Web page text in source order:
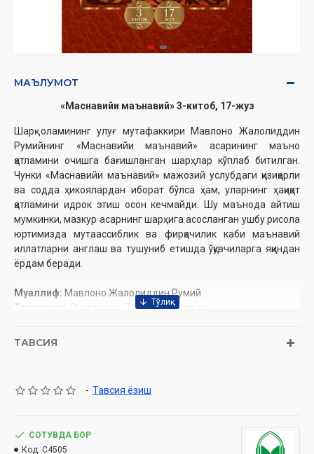
МАЪЛУМОТ
«Маснавийи маънавий» 3-китоб, 17-жуз
Шарқ оламининг улуғ мутафаккири Мавлоно Жалолиддин
Румийнинг «Маснавийи маънавий» асарининг маъно
қатламини очишга бағишланган шарҳлар кўплаб битилган.
Чунки «Маснавийи маънавий» мажозий услубдаги қизиқарли
ва содда ҳикоялардан иборат бўлса ҳам, уларнинг ҳақиқат
қатламини идрок этиш осон кечмайди. Шу маънода айтиш
мумкинки, мазкур асарнинг шарҳига асосланган ушбу рисола
юртимизда мутаассиблик ва фирқачилик каби маънавий
иллатларни англаш ва тушуниб етишда ўқувчиларга яқиндан
ёрдам беради.
Муаллиф: Мавлоно Жалолиддин Румий
Таржимон: Рустамжон Раҳматуллоҳзода
Замоний
ISBN: 978-9943-9131-1-0
ТАВСИЯ
- Тавсия ёзиш
СОТУВДА БОР
Код: C4505